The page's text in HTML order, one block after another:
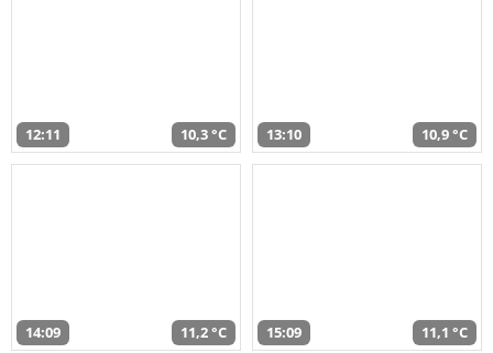
12:11 10,3 °C 13:10 10,9 °C
14:09 11,2 °C 15:09 11,1 °C